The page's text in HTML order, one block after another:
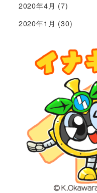
2020年4月 (7)
2020年1月 (30)